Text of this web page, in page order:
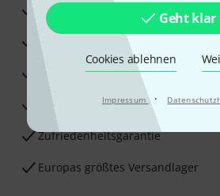
Geht klar
Cookies ablehnen
Impressum ·
3 Jahre Thomann Garantie
30 Tage Money-Back-Garantie
Reparaturservice
Beratung durch Fachexperten
Zufriedenheitsgarantie
Europas größtes Versandlager